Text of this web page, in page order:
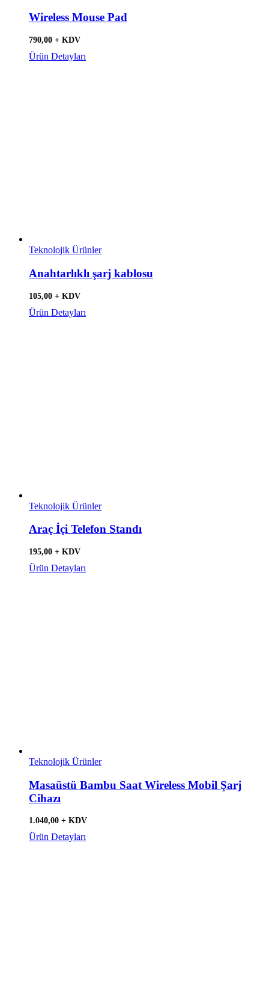
Wireless Mouse Pad
790,00 + KDV
Ürün Detayları
Teknolojik Ürünler
Anahtarlıklı şarj kablosu
105,00 + KDV
Ürün Detayları
Teknolojik Ürünler
Araç İçi Telefon Standı
195,00 + KDV
Ürün Detayları
Teknolojik Ürünler
Masaüstü Bambu Saat Wireless Mobil Şarj
Cihazı
1.040,00 + KDV
Ürün Detayları